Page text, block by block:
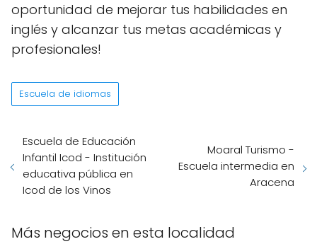
oportunidad de mejorar tus habilidades en
inglés y alcanzar tus metas académicas y
profesionales!
Escuela de idiomas
Escuela de Educación
Infantil Icod - Institución
educativa pública en
Icod de los Vinos
Moaral Turismo -
Escuela intermedia en
Aracena
Más negocios en esta localidad